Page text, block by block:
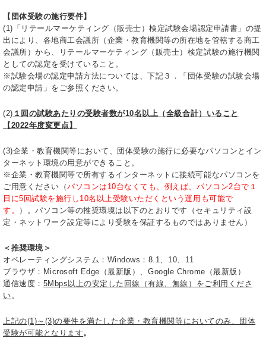
【団体受験の施行要件】
(1)「リテールマーケティング（販売士）検定試験会場認定申請書」の提
出により、各地商工会議所（企業・教育機関等の所在地を管轄する商工
会議所）から、リテールマーケティング（販売士）検定試験の施行機関
としての認定を受けていること。
※試験会場の認定申請方法については、下記３．「団体受験の試験会場
の認定申請」をご参照ください。
(2) １回の試験あたりの受験者数が10名以上（全級合計）いること
【2022年度変更点】
(3)企業・教育機関等において、団体受験の施行に必要なパソコンとイン
ターネット環境の用意ができること。
※企業・教育機関等で所有するインターネットに接続可能なパソコンを
ご用意ください（パソコンは10台なくても、例えば、パソコン2台で１
日に5回試験を施行し10名以上受験いただくという運用も可能で
す。
）。パソコン等の推奨環境は以下のとおりです（セキュリティ設
定・ネットワーク設定等により受験を保証するものではありません）
＜推奨環境＞
オペレーティングシステム：Windows：8.1、10、11
ブラウザ：Microsoft Edge（最新版）、Google Chrome（最新版）
通信速度： 5Mbps以上の安定した回線（有線、無線）をご利用くださ
い。
上記の(1)～(3)の要件を満たした企業・教育機関等においてのみ、団体
受験が可能となります。